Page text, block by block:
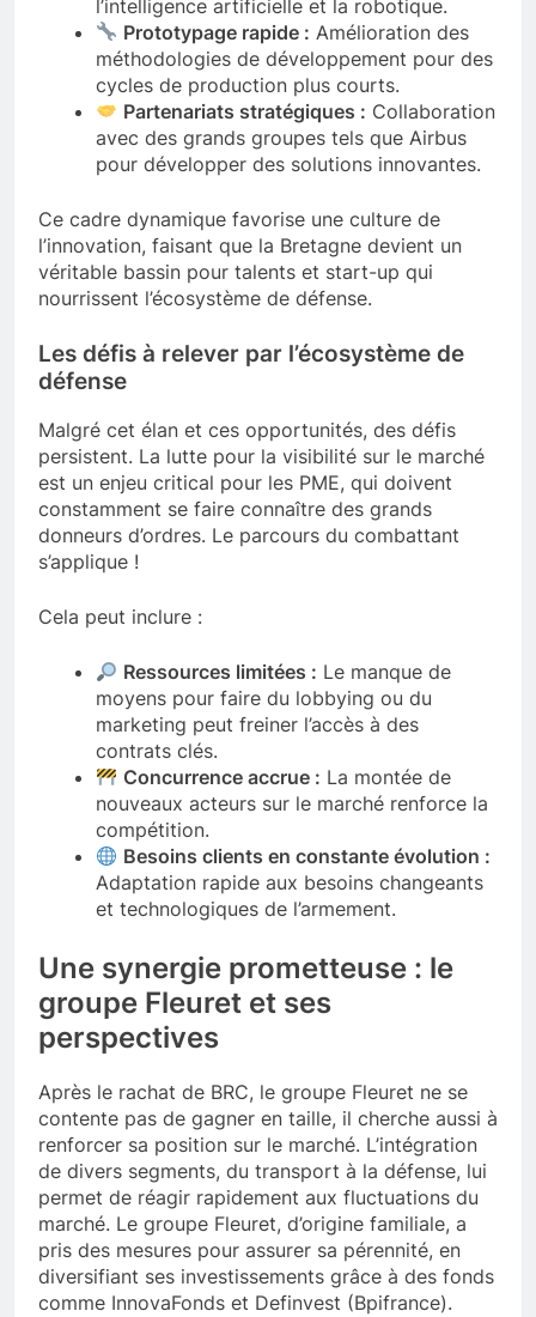
l’intelligence artificielle et la robotique.
Prototypage rapide : Amélioration des
méthodologies de développement pour des
cycles de production plus courts.
Partenariats stratégiques : Collaboration
avec des grands groupes tels que Airbus
pour développer des solutions innovantes.
Ce cadre dynamique favorise une culture de
l’innovation, faisant que la Bretagne devient un
véritable bassin pour talents et start-up qui
nourrissent l’écosystème de défense.
Les défis à relever par l’écosystème de
défense
Malgré cet élan et ces opportunités, des défis
persistent. La lutte pour la visibilité sur le marché
est un enjeu critical pour les PME, qui doivent
constamment se faire connaître des grands
donneurs d’ordres. Le parcours du combattant
s’applique !
Cela peut inclure :
Ressources limitées : Le manque de
moyens pour faire du lobbying ou du
marketing peut freiner l’accès à des
contrats clés.
Concurrence accrue : La montée de
nouveaux acteurs sur le marché renforce la
compétition.
Besoins clients en constante évolution :
Adaptation rapide aux besoins changeants
et technologiques de l’armement.
Une synergie prometteuse : le
groupe Fleuret et ses
perspectives
Après le rachat de BRC, le groupe Fleuret ne se
contente pas de gagner en taille, il cherche aussi à
renforcer sa position sur le marché. L’intégration
de divers segments, du transport à la défense, lui
permet de réagir rapidement aux fluctuations du
marché. Le groupe Fleuret, d’origine familiale, a
pris des mesures pour assurer sa pérennité, en
diversifiant ses investissements grâce à des fonds
comme InnovaFonds et Definvest (Bpifrance).